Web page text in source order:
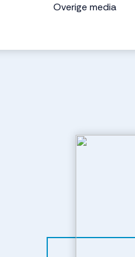
Overige media